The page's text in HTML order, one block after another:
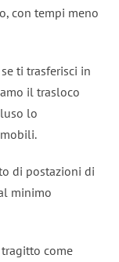
con tempi meno
se ti trasferisci in
il trasloco
lo
di postazioni di
minimo
come